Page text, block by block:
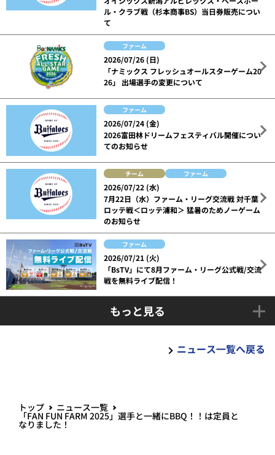
ル・クラブ戦（杉本商事BS）当日券販売につい
て
ファーム
2026/07/26 (日)
「ナミックス フレッシュオールスターゲーム20
26」 出場選手の変更について
ファーム
2026/07/24 (金)
2026富田林ドリームフェスティバル開催につい
てのお知らせ
チーム ファーム
2026/07/22 (水)
7月22日（水）ファーム・リーグ交流戦 対千葉
ロッテ戦＜ロッテ浦和＞ 猛暑のためノーゲーム
のお知らせ
ファーム
2026/07/21 (火)
「BsTV」にて8月ファーム・リーグ公式戦/交流
戦を無料ライブ配信！
もっと見る
ニュース一覧へ戻る
トップ ニュース一覧
「FAN FUN FARM 2025」選手と一緒にBBQ！！は定員と
なりました！